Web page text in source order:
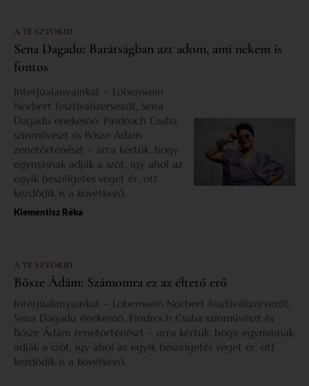
A TE SZTORID
Sena Dagadu: Barátságban azt adom, ami nekem is
fontos
Interjúalanyainkat – Lobenwein
Norbert fesztiválszervezőt, Sena
Dagadu énekesnő, Pindroch Csaba
színművészt és Bősze Ádám
zenetörténészt – arra kértük, hogy
egymásnak adják a szót, így ahol az
egyik beszélgetés véget ér, ott
kezdődik is a következő.
Klementisz Réka
A TE SZTORID
Bősze Ádám: Számomra ez az éltető erő
Interjúalanyainkat – Lobenwein Norbert fesztiválszervezőt,
Sena Dagadu énekesnő, Pindroch Csaba színművészt és
Bősze Ádám zenetörténészt – arra kértük, hogy egymásnak
adják a szót, így ahol az egyik beszélgetés véget ér, ott
kezdődik is a következő.